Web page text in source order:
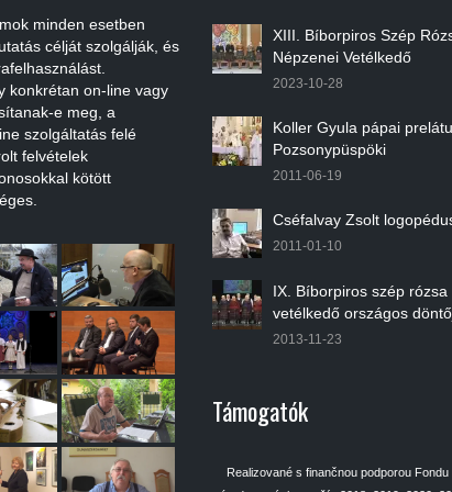
minden esetben
célját szolgálják, és
konkrétan on-line vagy
e meg, a
szolgáltatás felé
felvételek
kötött
XIII. Bíborpiros Szép
Népzenei Vetélkedő
2023-10-28
Koller Gyula pápai
Pozsonypüspöki
2011-06-19
Cséfalvay Zsolt
2011-01-10
IX. Bíborpiros szép
vetélkedő országos
2013-11-23
Támogatók
Realizované s finančnou podporou